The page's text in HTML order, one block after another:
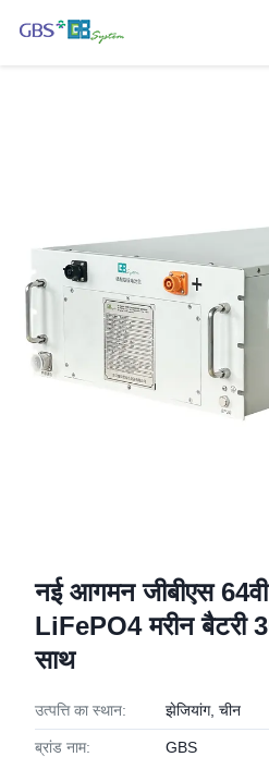
नई आगमन जीबीएस
LiFePO4 मरीन बैटरी
साथ
उत्पत्ति का स्थान: झेजियांग, चीन
ब्रांड नाम: GBS